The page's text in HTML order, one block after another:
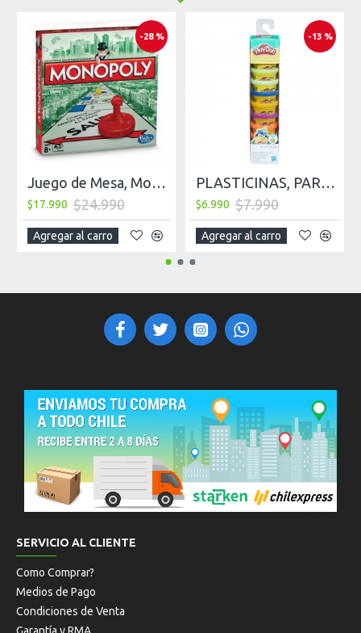
-28 %
Juego de Mesa, Monopoly, Modular
$17.990 $24.990
Agregar al carro
-13 %
PLASTICINAS, PARTY PACK PLAY DOH X 10 UNIDADES
$6.990 $7.990
Agregar al carro
SERVICIO AL CLIENTE
Como Comprar?
Medios de Pago
Condiciones de Venta